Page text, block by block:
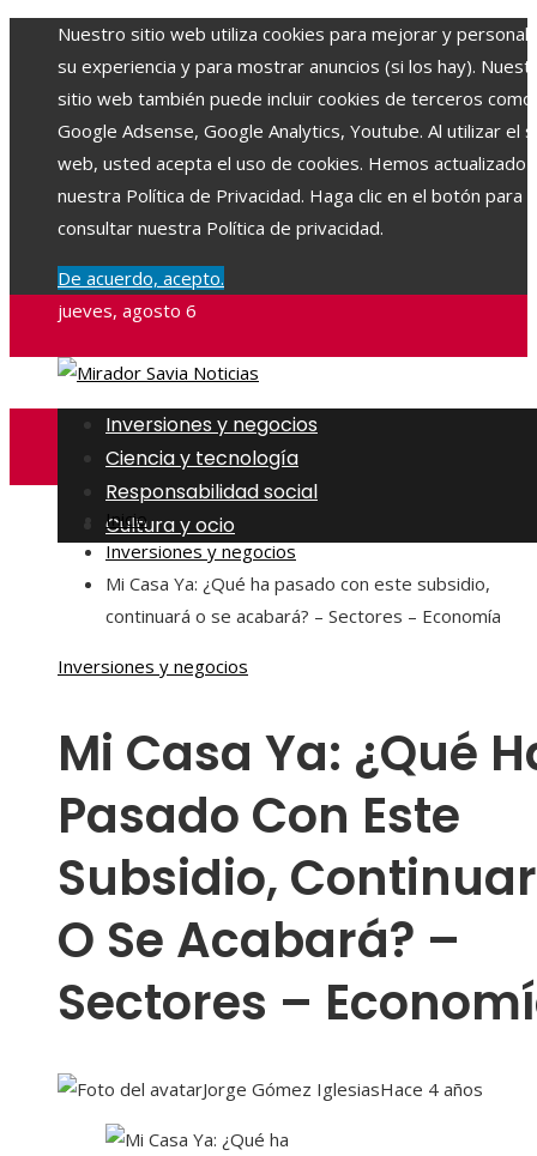
Nuestro sitio web utiliza cookies para mejorar y
su experiencia y para mostrar anuncios (si los hay).
sitio web también puede incluir cookies de terceros como
Google Adsense, Google Analytics, Youtube. Al utilizar el
web, usted acepta el uso de cookies. Hemos actualizado
nuestra Política de Privacidad. Haga clic en el botón para
consultar nuestra Política de privacidad.
De acuerdo, acepto.
jueves, agosto 6
Inversiones y negocios
Ciencia y tecnología
Responsabilidad social
Cultura y ocio
Inicio
Inversiones y negocios
Mi Casa Ya: ¿Qué ha pasado con este subsidio,
continuará o se acabará? – Sectores – Economía
Inversiones y negocios
Mi Casa Ya: ¿Qué
Pasado Con Este
Subsidio,
O Se Acabará? –
Sectores –
Jorge Gómez IglesiasHace 4 años